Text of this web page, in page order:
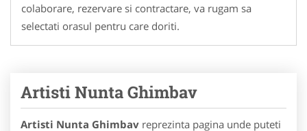
colaborare, rezervare si contractare, va rugam sa
selectati orasul pentru care doriti.
Artisti Nunta Ghimbav
Artisti Nunta Ghimbav reprezinta pagina unde puteti